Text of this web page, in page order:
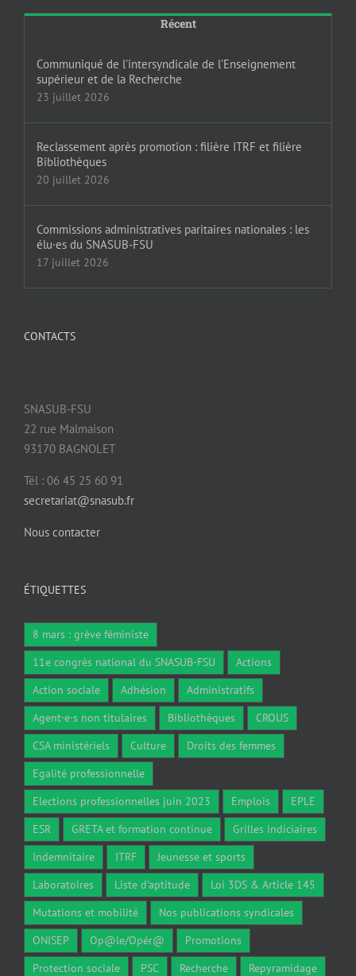
Récent
Communiqué de l’intersyndicale de l’Enseignement
supérieur et de la Recherche
23 juillet 2026
Reclassement après promotion : filière ITRF et filière
Bibliothèques
20 juillet 2026
Commissions administratives paritaires nationales : les
élu·es du SNASUB-FSU
17 juillet 2026
CONTACTS
SNASUB-FSU
22 rue Malmaison
93170 BAGNOLET
Tél : 06 45 25 60 91
secretariat@snasub.fr
Nous contacter
ÉTIQUETTES
8 mars : grève féministe
11e congrès national du SNASUB-FSU
Actions
Action sociale
Adhésion
Administratifs
Agent·e·s non titulaires
Bibliothèques
CROUS
CSA ministériels
Culture
Droits des femmes
Egalité professionnelle
Elections professionnelles juin 2023
Emplois
EPLE
ESR
GRETA et formation continue
Grilles indiciaires
Indemnitaire
ITRF
Jeunesse et sports
Laboratoires
Liste d'aptitude
Loi 3DS & Article 145
Mutations et mobilité
Nos publications syndicales
ONISEP
Op@le/Opér@
Promotions
Protection sociale
PSC Recherche Repyramidage